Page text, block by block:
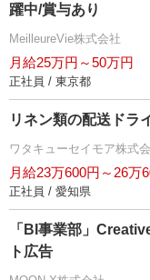
躍中/賞与あり
MeilleureVie株式会社
月給25万円～50万円
正社員 / 東京都
リネン類の配送ドラ
ワタキューセイモア株式
月給23万600円～26万
正社員 / 愛知県
「BI事業部」
ト広告